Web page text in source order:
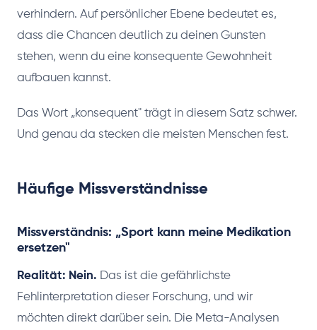
verhindern. Auf persönlicher Ebene bedeutet es,
dass die Chancen deutlich zu deinen Gunsten
stehen, wenn du eine konsequente Gewohnheit
aufbauen kannst.
Das Wort „konsequent" trägt in diesem Satz schwer.
Und genau da stecken die meisten Menschen fest.
Häufige Missverständnisse
Missverständnis: „Sport kann meine Medikation
ersetzen"
Realität: Nein. Das ist die gefährlichste
Fehlinterpretation dieser Forschung, und wir
möchten direkt darüber sein. Die Meta-Analysen